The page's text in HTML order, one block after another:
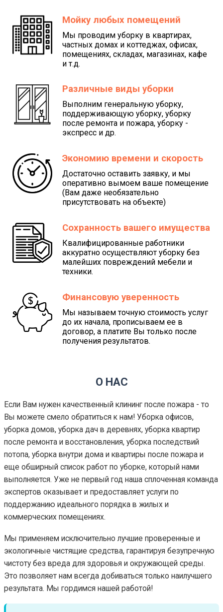
Мойку любых помещений
Мы проводим уборку в квартирах,
частных домах и коттеджах, офисах,
помещениях, складах, магазинах, кафе
и т.д.
Различные виды уборки
Выполним генеральную уборку,
поддерживающую уборку, уборку
после ремонта и пожара, уборку -
экспресс и др.
Экономию времени и скорость
Достаточно оставить заявку, и мы
оперативно вымоем ваше помещение
(Вам даже необязательно
присутствовать на объекте)
Сохранность вашего имущества
Квалифицированные работники
аккуратно осуществляют уборку без
малейших повреждений мебели и
техники.
Финансовую уверенность
Мы называем точную стоимость услуг
до их начала, прописываем ее в
договор, а платите Вы только после
получения результатов.
О НАС
Если Вам нужен качественный клининг после пожара - то
Вы можете смело обратиться к нам! Уборка офисов,
уборка домов, уборка дач в деревнях, уборка квартир
после ремонта и восстановления, уборка последствий
потопа, уборка внутри дома и квартиры после пожара и
еще обширный список работ по уборке, который нами
выполняется. Уже не первый год наша сплоченная команда
экспертов оказывает и предоставляет услуги по
поддержанию идеального порядка в жилых и
коммерческих помещениях.
Мы применяем исключительно лучшие проверенные и
экологичные чистящие средства, гарантируя безупречную
чистоту без вреда для здоровья и окружающей среды.
Это позволяет нам всегда добиваться только наилучшего
результата. Мы гордимся нашей работой!